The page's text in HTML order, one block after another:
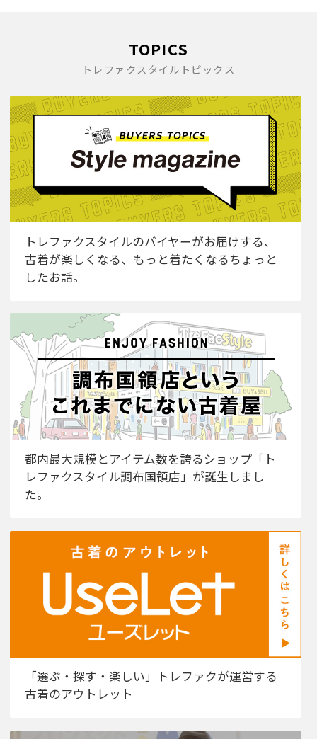
TOPICS
トレファクスタイルトピックス
トレファクスタイルのバイヤーがお届けする、
古着が楽しくなる、もっと着たくなるちょっと
したお話。
都内最大規模とアイテム数を誇るショップ「ト
レファクスタイル調布国領店」が誕生しまし
た。
「選ぶ・探す・楽しい」トレファクが運営する
古着のアウトレット